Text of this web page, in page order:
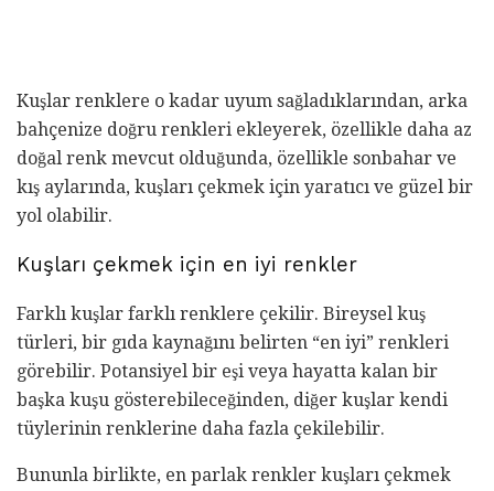
Kuşlar renklere o kadar uyum sağladıklarından, arka
bahçenize doğru renkleri ekleyerek, özellikle daha az
doğal renk mevcut olduğunda, özellikle sonbahar ve
kış aylarında, kuşları çekmek için yaratıcı ve güzel bir
yol olabilir.
Kuşları çekmek için en iyi renkler
Farklı kuşlar farklı renklere çekilir. Bireysel kuş
türleri, bir gıda kaynağını belirten “en iyi” renkleri
görebilir. Potansiyel bir eşi veya hayatta kalan bir
başka kuşu gösterebileceğinden, diğer kuşlar kendi
tüylerinin renklerine daha fazla çekilebilir.
Bununla birlikte, en parlak renkler kuşları çekmek